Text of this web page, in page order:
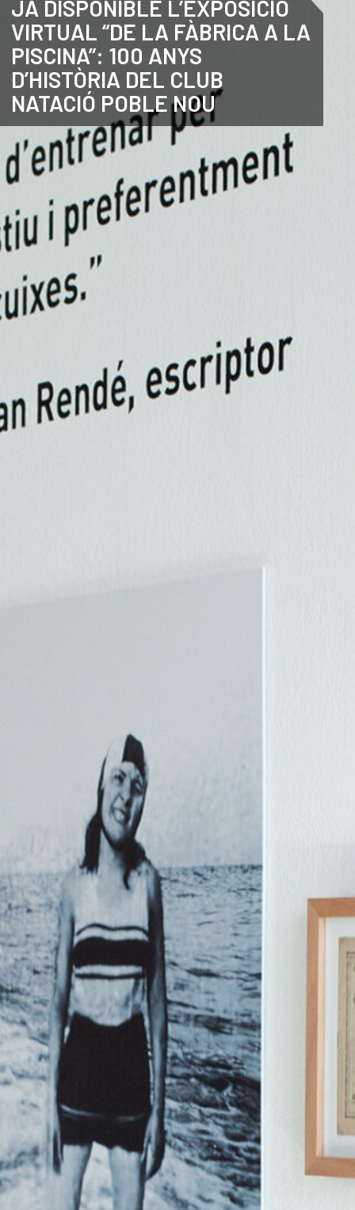
ANGLÈS
JA DISPONIBLE L’EXPOSICIÓ
VIRTUAL “DE LA FÀBRICA A LA
PISCINA”: 100 ANYS
D’HISTÒRIA DEL CLUB
NATACIÓ POBLE NOU